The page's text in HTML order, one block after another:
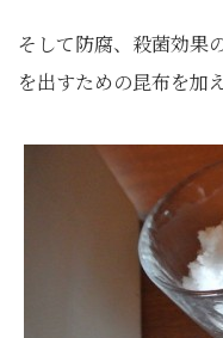
そして防腐、殺菌効果
を出すための昆布を加